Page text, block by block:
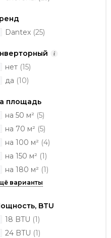
Dantex (25)
нет (15)
да (10)
площадь
на 50 м² (5)
на 70 м² (5)
на 100 м² (4)
на 150 м² (1)
на 180 м² (1)
BTU
18 BTU (1)
24 BTU (1)